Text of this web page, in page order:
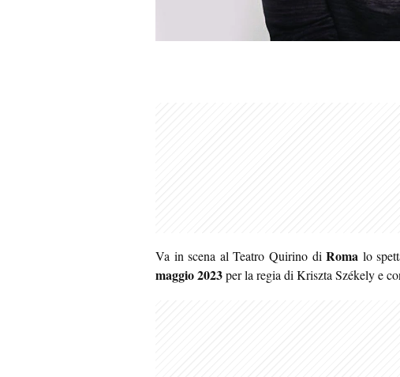
Va in scena al Teatro Quirino diRoma lo
maggio 2023per la regia di Kriszta Székely e